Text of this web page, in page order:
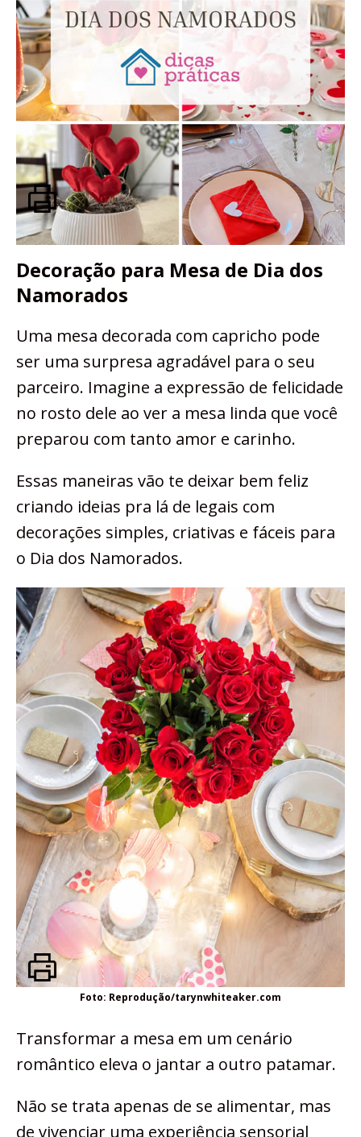
Decoração para Mesa de Dia dos
Namorados
Uma mesa decorada com capricho pode
ser uma surpresa agradável para o seu
parceiro. Imagine a expressão de felicidade
no rosto dele ao ver a mesa linda que você
preparou com tanto amor e carinho.
Essas maneiras vão te deixar bem feliz
criando ideias pra lá de legais com
decorações simples, criativas e fáceis para
o Dia dos Namorados.
Foto: Reprodução/tarynwhiteaker.com
Transformar a mesa em um cenário
romântico eleva o jantar a outro patamar.
Não se trata apenas de se alimentar, mas
de vivenciar uma experiência sensorial